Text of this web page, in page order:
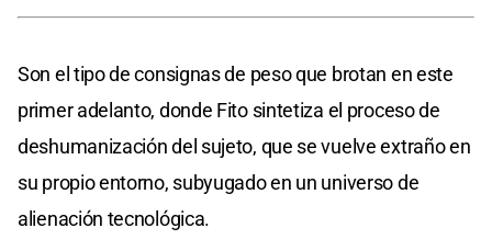
Son el tipo de consignas de peso que brotan en este
primer adelanto, donde Fito sintetiza el proceso de
deshumanización del sujeto, que se vuelve extraño en
su propio entorno, subyugado en un universo de
alienación tecnológica.